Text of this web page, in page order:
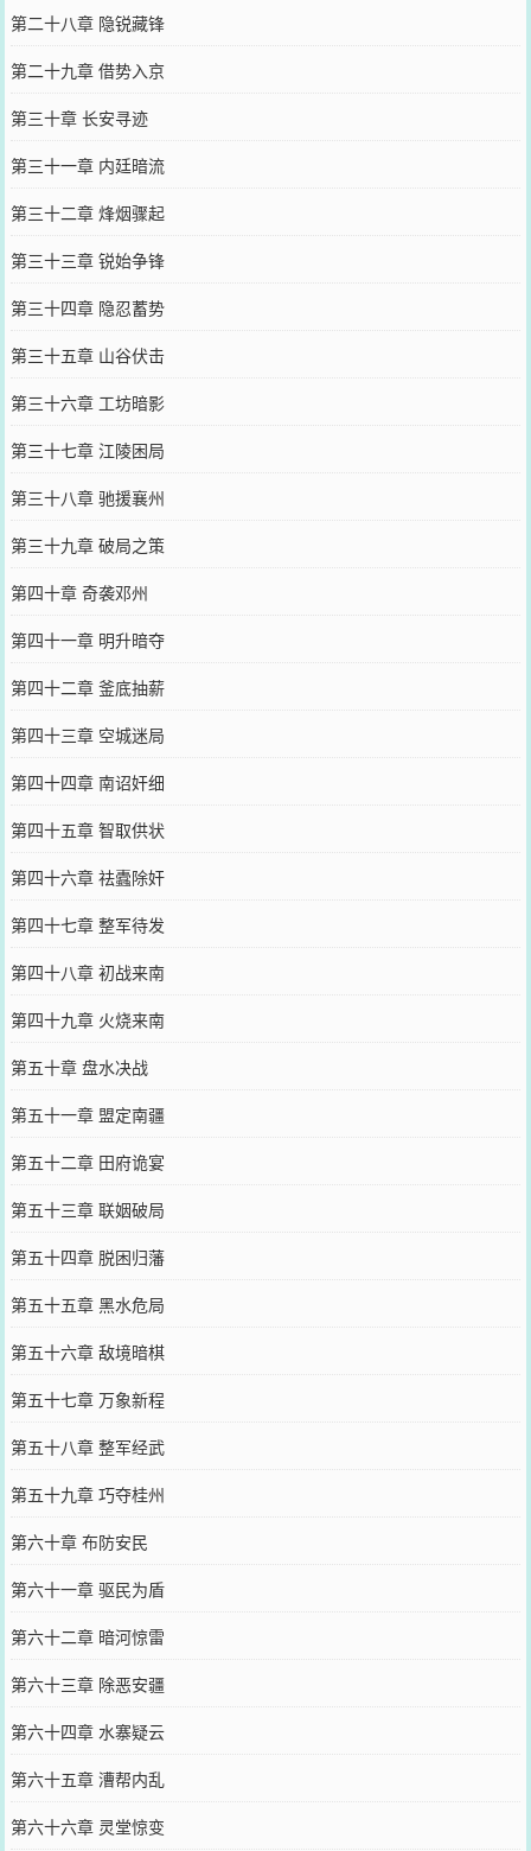
第二十八章 隐锐藏锋
第二十九章 借势入京
第三十章 长安寻迹
第三十一章 内廷暗流
第三十二章 烽烟骤起
第三十三章 锐始争锋
第三十四章 隐忍蓄势
第三十五章 山谷伏击
第三十六章 工坊暗影
第三十七章 江陵困局
第三十八章 驰援襄州
第三十九章 破局之策
第四十章 奇袭邓州
第四十一章 明升暗夺
第四十二章 釜底抽薪
第四十三章 空城迷局
第四十四章 南诏奸细
第四十五章 智取供状
第四十六章 祛蠹除奸
第四十七章 整军待发
第四十八章 初战来南
第四十九章 火烧来南
第五十章 盘水决战
第五十一章 盟定南疆
第五十二章 田府诡宴
第五十三章 联姻破局
第五十四章 脱困归藩
第五十五章 黑水危局
第五十六章 敌境暗棋
第五十七章 万象新程
第五十八章 整军经武
第五十九章 巧夺桂州
第六十章 布防安民
第六十一章 驱民为盾
第六十二章 暗河惊雷
第六十三章 除恶安疆
第六十四章 水寨疑云
第六十五章 漕帮内乱
第六十六章 灵堂惊变